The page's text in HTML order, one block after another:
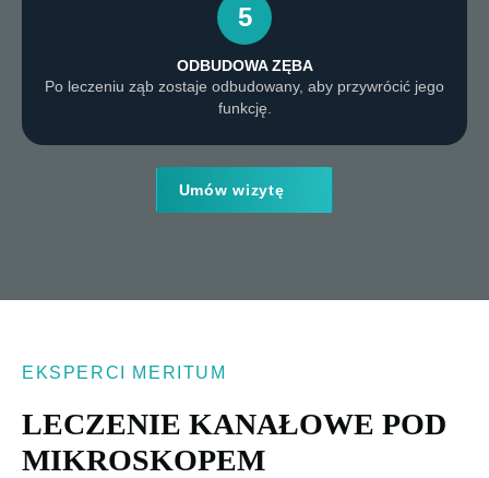
5
ODBUDOWA ZĘBA
Po leczeniu ząb zostaje odbudowany, aby przywrócić jego
funkcję.
Umów wizytę
EKSPERCI MERITUM
LECZENIE KANAŁOWE POD
MIKROSKOPEM